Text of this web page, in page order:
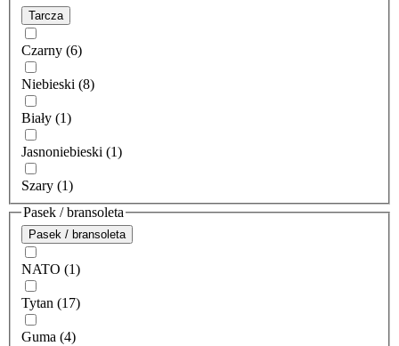
Tarcza
Czarny (6)
Niebieski (8)
Biały (1)
Jasnoniebieski (1)
Szary (1)
Pasek / bransoleta
Pasek / bransoleta
NATO (1)
Tytan (17)
Guma (4)